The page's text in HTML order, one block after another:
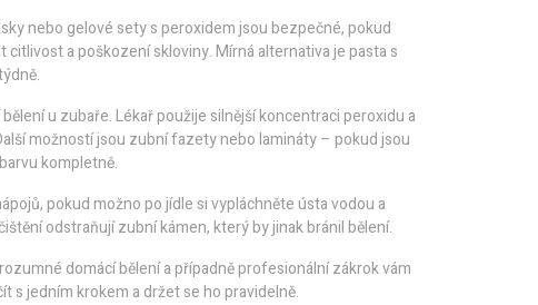
nebo gelové sety s peroxidem jsou bezpečné, pokud
a poškození skloviny. Mírná alternativa je pasta s
u zubaře. Lékař použije silnější koncentraci peroxidu a
možností jsou zubní fazety nebo lamináty – pokud jsou
kompletně.
pokud možno po jídle si vypláchněte ústa vodou a
odstraňují zubní kámen, který by jinak bránil bělení.
domácí bělení a případně profesionální zákrok vám
s jedním krokem a držet se ho pravidelně.